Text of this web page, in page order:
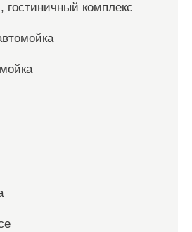
гостиничный комплекс